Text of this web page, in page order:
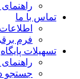
تماس با ما
فرم
تسهیلات پایگاه
جستجو